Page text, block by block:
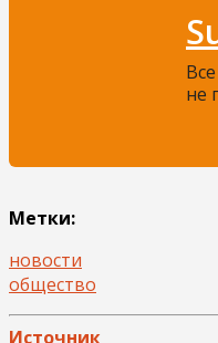
не
Метки:
новости
общество
Источник